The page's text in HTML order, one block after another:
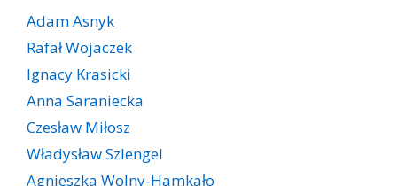
Adam Asnyk
Rafał Wojaczek
Ignacy Krasicki
Anna Saraniecka
Czesław Miłosz
Władysław Szlengel
Agnieszka Wolny-Hamkało